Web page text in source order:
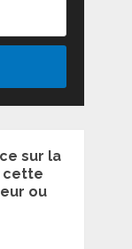
sur la
cette
ou